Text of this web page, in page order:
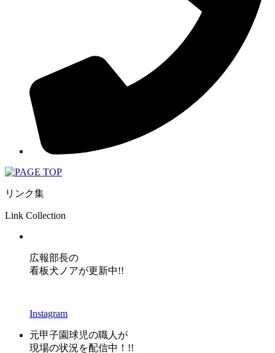
リンク集
Link Collection
広報部長の
看板犬ノアが更新中!!
Instagram
元甲子園球児の職人が
現場の状況を配信中！!!